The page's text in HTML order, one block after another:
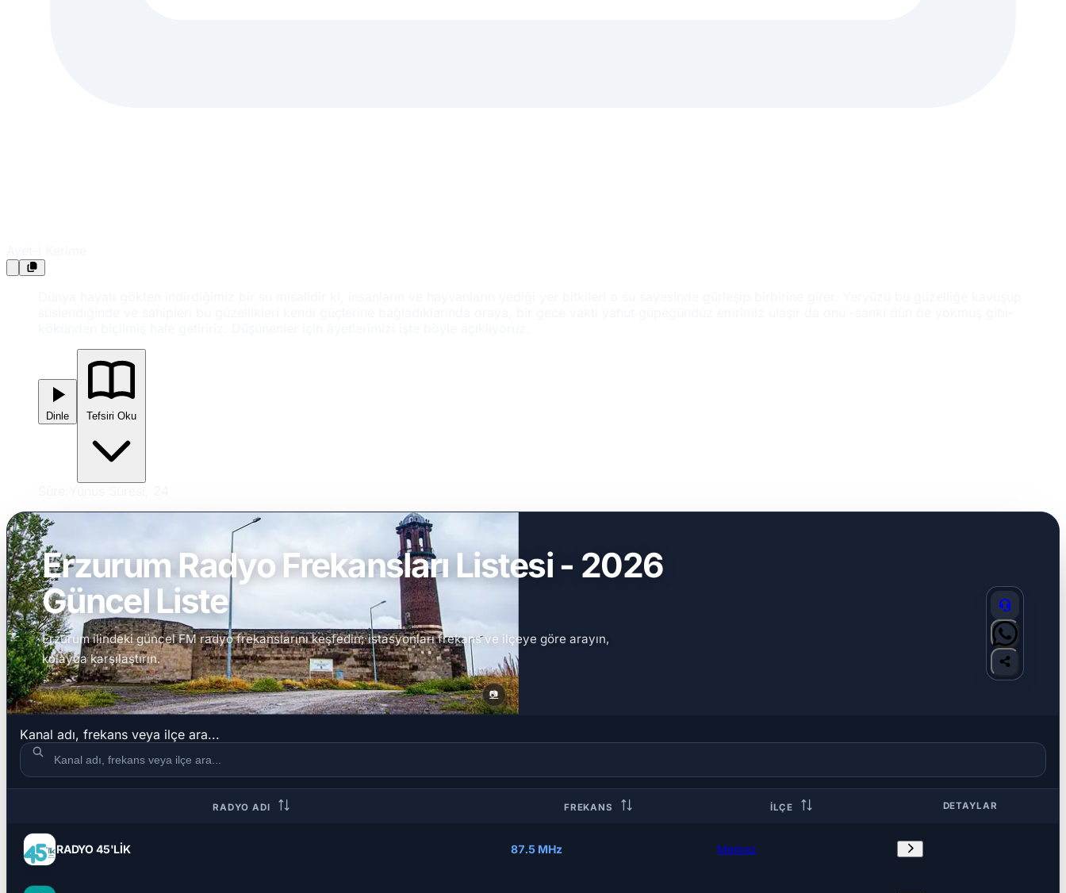
Dinle
📷
Erzurum Radyo Frekansları Listesi - 2026
Güncel Liste
Erzurum ilindeki güncel FM radyo frekanslarını keşfedin; istasyonları frekans ve ilçeye göre arayın,
kolayca karşılaştırın.
Kanal adı, frekans veya ilçe ara...
RADYO ADI FREKANS İLÇE DETAYLAR
RADYO 45'LİK 87.5 MHz Merkez